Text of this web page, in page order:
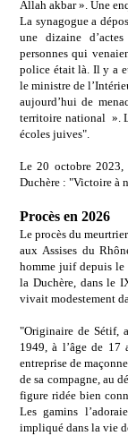
Allah akbar ». Une
La synagogue a
une dizaine
personnes qui
police était là. Il y a
le ministre de
aujourd’hui de
territoire national ».
écoles juives".
Le 20 octobre
Duchère : "Victoire à
Procès en 2026
Le procès du
aux Assises du
homme juif depuis le
la Duchère, dans le
vivait modestement
"Originaire de Sétif,
1949, à l’âge de 17
entreprise de
de sa compagne, au
figure ridée bien
Les gamins
impliqué dans la vie